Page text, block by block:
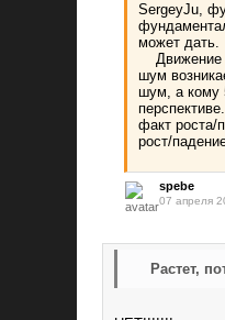
SergeyJu,
может дать.
Движение
шум
шум, а кому
факт роста/
рост/
spebe
07 апреля
Растет,